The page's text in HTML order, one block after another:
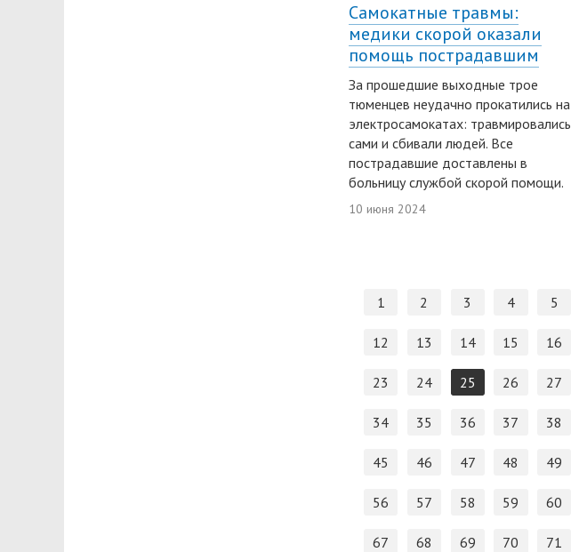
Самокатные травмы:
медики скорой оказали
помощь пострадавшим
За прошедшие выходные трое
тюменцев неудачно прокатились на
электросамокатах: травмировались
сами и сбивали людей. Все
пострадавшие доставлены в
больницу службой скорой помощи.
10 июня 2024
1 2 3 4 5
12 13 14 15 16
23 24 25 26 27
34 35 36 37 38
45 46 47 48 49
56 57 58 59 60
67 68 69 70 71